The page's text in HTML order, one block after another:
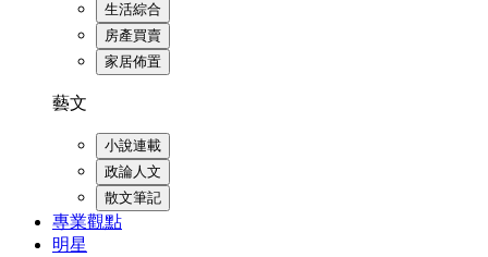
生活綜合
房產買賣
家居佈置
藝文
小說連載
政論人文
散文筆記
專業觀點
明星